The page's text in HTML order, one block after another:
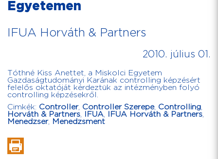
Egyetemen
IFUA Horváth & Partners
2010. július 01.
Tóthné Kiss Anettet, a Miskolci Egyetem
Gazdaságtudományi Karának controlling képzésért
felelős oktatóját kérdeztük az intézményben folyó
controlling képzésekről.
Cimkék: Controller, Controller Szerepe, Controlling,
Horváth & Partners, IFUA, IFUA Horváth & Partners,
Menedzser, Menedzsment